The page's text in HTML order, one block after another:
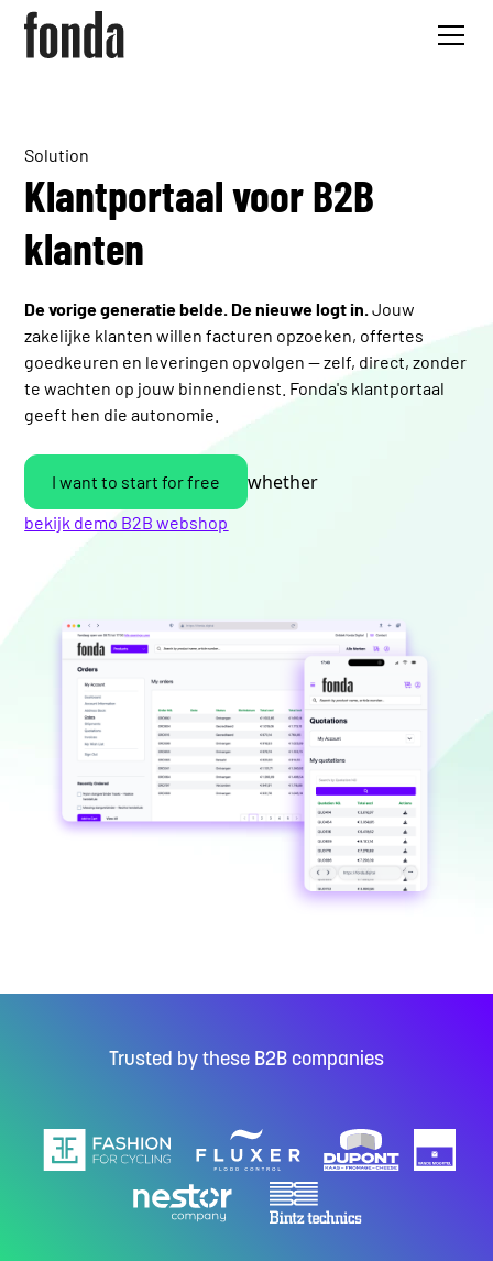
Solution
Klantportaal voor B2B
klanten
De vorige generatie belde. De nieuwe logt in.Jouw
zakelijke klanten willen facturen opzoeken, offertes
goedkeuren en leveringen opvolgen — zelf, direct, zonder
te wachten op jouw binnendienst. Fonda's klantportaal
geeft hen die autonomie.
I want to start for free whether
bekijk demo B2B webshop
Trusted by these B2B companies